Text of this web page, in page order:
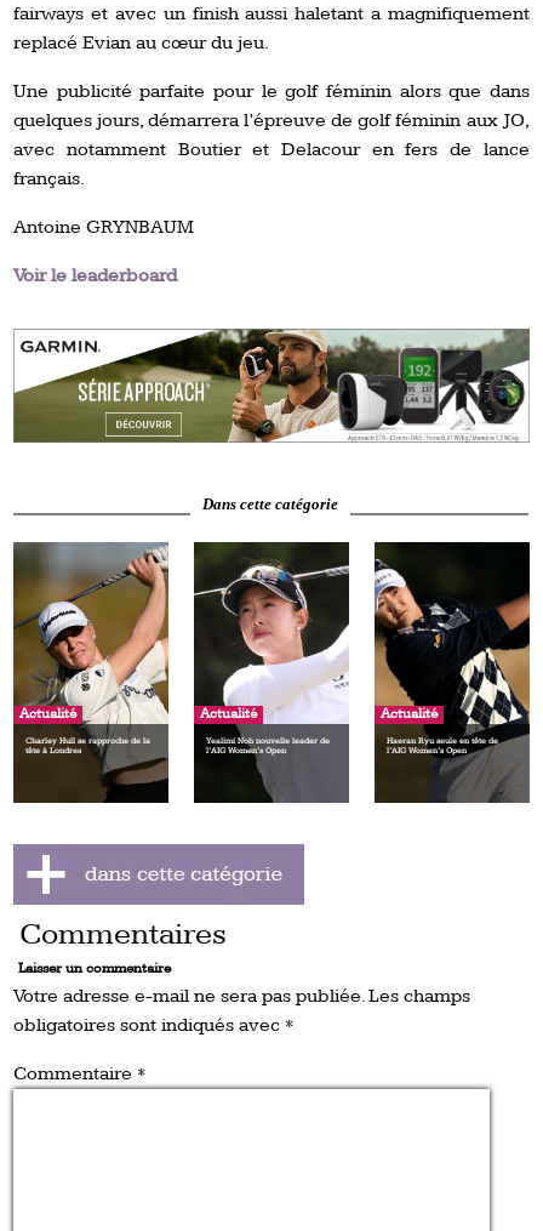
fairways et avec un finish aussi haletant a magnifiquement
replacé Evian au cœur du jeu.
Une publicité parfaite pour le golf féminin alors que dans
quelques jours, démarrera l’épreuve de golf féminin aux JO,
avec notamment Boutier et Delacour en fers de lance
français.
Antoine GRYNBAUM
Voir le leaderboard
Dans cette catégorie
Actualité
Charley Hull se rapproche de la
tête à Londres
Actualité
Yealimi Noh nouvelle leader de
l’AIG Women’s Open
Actualité
Haeran Ryu seule en tête de
l’AIG Women’s Open
Commentaires
Laisser un commentaire
Votre adresse e-mail ne sera pas publiée.Les champs
obligatoires sont indiqués avec *
Commentaire *